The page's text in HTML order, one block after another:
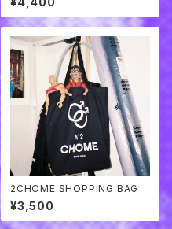
2CHOME SHOPPING BAG
¥3,500